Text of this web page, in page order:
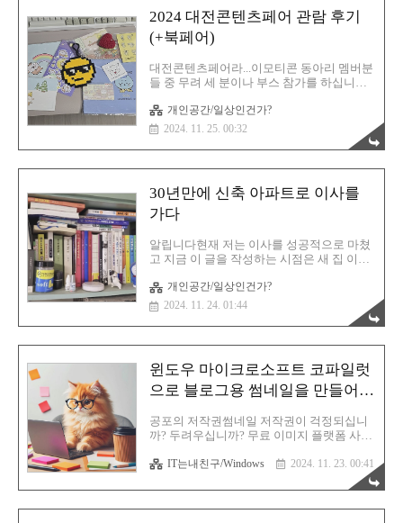
은 주차장! 하지만?일단 주차장 전체 크기는
진짜 넓어서 정말 마음에 들었습니다. 하지
만 주차 칸 하나 하나의 공간이 좀 협소하다
해야 할까요? 너무 따닥따닥 주차해야 하는
게 아닌가라는 생각이 듭니다. 이거 분명 입
낀 게 아니고 남동생과 어머니도 그렇다고
하시는군요. 주차장 입구도 ..
2024 대전콘텐츠페어 관람 후기
(+북페어)
대전콘텐츠페어라...이모티콘 동아리 멤버분
들 중 무려 세 분이나 부스 참가를 하십니다.
수가 없는 상황이 되어버린 거죠? 그렇기에
기꺼이 기쁜 마음으로 방문을 했습니다. 다
만 한 가지 걱정이 있었죠. 대전시 관련 공무
원분들 중에서 이런 행사 파트 직원분들이
만약 이 글을 보신다면 진짜 반성하셔야 할
거예요. 아니다. 사실 직원이 뭔 힘이 있겠습
니까? 위에서 사령탑에 위치한 간부들이 반
성해야죠. 대전은 성심당 때문에 빵축제를
잘해서라기 보다는 성심당이 다 한 거지. 그
렇죠? 그다음은 0시 축제! 이건 잘했어요. 홍
험했거든요. 지하철 광고, 버스 광고, 그리고
지역 광고 등등~ 인..
개인공간/일상인건가?
2024. 11. 25. 00:32
30년만에 신축 아파트로 이사를
가다
알립니다현재 저는 이사를 성공적으로 마쳤
고 지금 이 글을 작성하는 시점은 새 집 이사
새로운 삶을 잘 시작하고 있으며 매우 만족
스러운 라이프를 즐기고 있습니다. 드디어
저만의 방이 생겼으며 계획했던 대로 꾸며서
즐기고 있어요. 본 글은 구글 블로거에 있는
내용을 한번 더 발전시켜 작성하는 리마스터
버전이라고 생각하시면 좋을 것 같습니
다. 이사 전의외로 저의 어렸을 적 기억은 아
직도 생생합니다. 꼬꼬마 시절 때도 기억합
기억에 오래 남는다니?! 신기할 정도니까요.
주변 지인들에게 물어보면 어렸을 적 기억이
생생합니다. 초등학교 3학년 즈음에 이사 전
개인공간/일상인건가?
2024. 11. 24. 01:44
윈도우 마이크로소프트 코파일럿
으로 블로그용 썸네일을 만들어보
공포의 저작권썸네일 저작권이 걱정되십니
까? 두려우십니까? 무료 이미지 플랫폼 사이
십니까? 그럴 때는 역시 AI (일러스트레이터
아님)를 이용한 방법이 요긴하게 쓰일 수 있
을 것입니다. 현재 AI 하면 대표적으로 챗
GPT가 떠오르실 텐데 애석하게도 이 녀석은
IT는내친구/Windows 2024. 11. 23. 00:41